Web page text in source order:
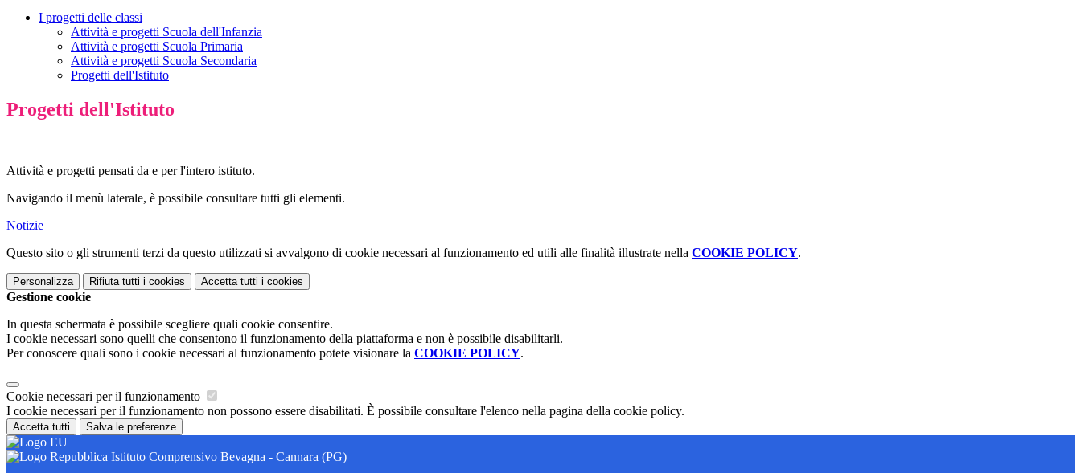
I progetti delle classi
Attività e progetti Scuola dell'Infanzia
Attività e progetti Scuola Primaria
Attività e progetti Scuola Secondaria
Progetti dell'Istituto
Progetti dell'Istituto
Attività e progetti pensati da e per l'intero istituto.
Navigando il menù laterale, è possibile consultare tutti gli elementi.
Notizie
Questo sito o gli strumenti terzi da questo utilizzati si avvalgono di cookie necessari al funzionamento ed utili alle finalità illustrate nella COOKIE POLICY.
Personalizza Rifiuta tutti i cookies Accetta tutti i cookies
Gestione cookie
In questa schermata è possibile scegliere quali cookie consentire.
I cookie necessari sono quelli che consentono il funzionamento della piattaforma e non è possibile disabilitarli.
Per conoscere quali sono i cookie necessari al funzionamento potete visionare la COOKIE POLICY.
Cookie necessari per il funzionamento
I cookie necessari per il funzionamento non possono essere disabilitati. È possibile consultare l'elenco nella pagina della cookie policy.
Accetta tutti Salva le preferenze
Istituto Comprensivo Bevagna - Cannara (PG)